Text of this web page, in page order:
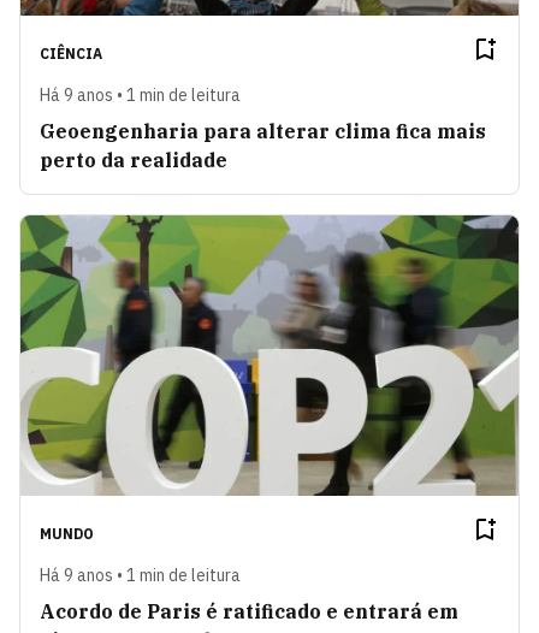
CIÊNCIA
Há 9 anos • 1 min de leitura
Geoengenharia para alterar clima fica mais
perto da realidade
MUNDO
Há 9 anos • 1 min de leitura
Acordo de Paris é ratificado e entrará em